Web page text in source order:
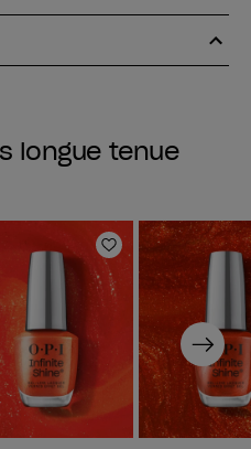
longue tenue
favorisAjouter aux
Next